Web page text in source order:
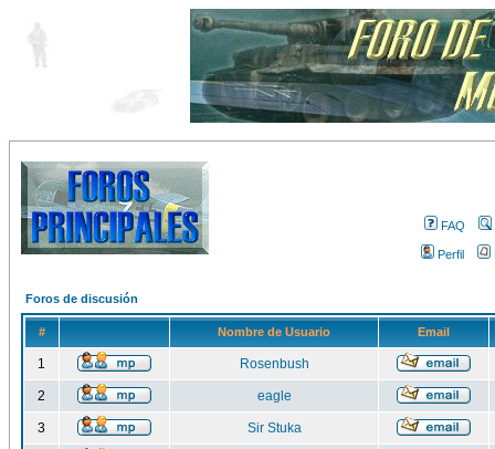
FAQ
Perfil
Foros de discusión
# Nombre de Usuario Email
1 Rosenbush
2 eagle
3 Sir Stuka